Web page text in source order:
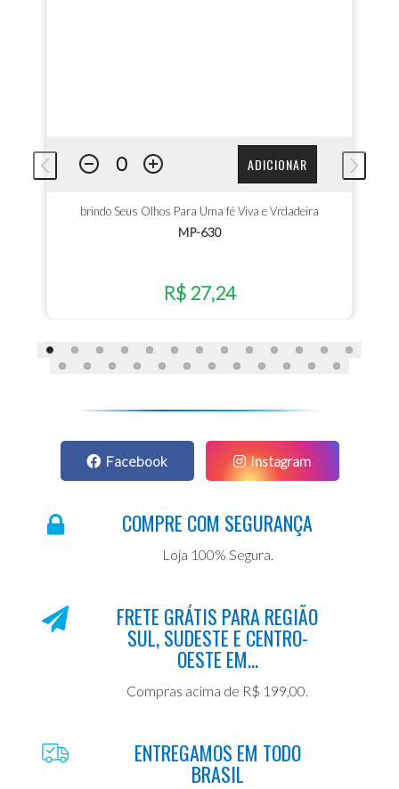
ADICIONAR
brindo Seus Olhos Para Uma fé Viva e Vrdadeira
MP-630
R$ 27,24
Facebook Instagram
COMPRE COM SEGURANÇA
Loja 100% Segura.
FRETE GRÁTIS PARA REGIÃO
SUL, SUDESTE E CENTRO-
OESTE EM...
Compras acima de R$ 199,00.
ENTREGAMOS EM TODO
BRASIL